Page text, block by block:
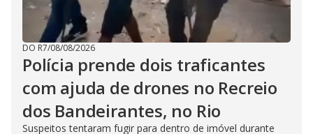
DO R7/08/08/2026
Polícia prende dois traficantes
com ajuda de drones no Recreio
dos Bandeirantes, no Rio
Suspeitos tentaram fugir para dentro de imóvel durante